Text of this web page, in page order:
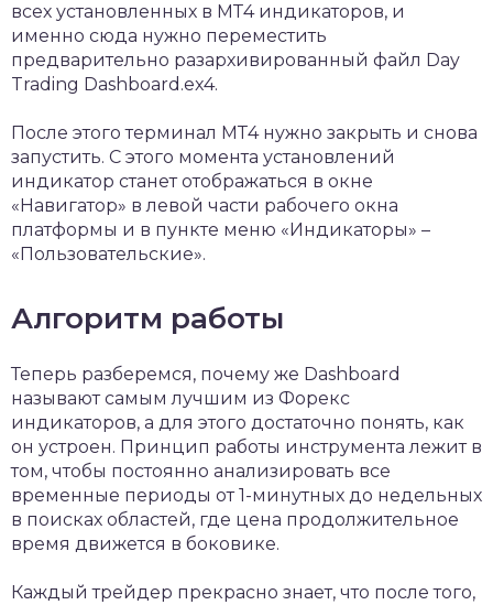
всех установленных в МТ4 индикаторов, и
именно сюда нужно переместить
предварительно разархивированный файл Day
Trading Dashboard.ex4.
После этого терминал МТ4 нужно закрыть и снова
запустить. С этого момента установлений
индикатор станет отображаться в окне
«Навигатор» в левой части рабочего окна
платформы и в пункте меню «Индикаторы» –
«Пользовательские».
Алгоритм работы
Теперь разберемся, почему же Dashboard
называют самым лучшим из Форекс
индикаторов, а для этого достаточно понять, как
он устроен. Принцип работы инструмента лежит в
том, чтобы постоянно анализировать все
временные периоды от 1-минутных до недельных
в поисках областей, где цена продолжительное
время движется в боковике.
Каждый трейдер прекрасно знает, что после того,